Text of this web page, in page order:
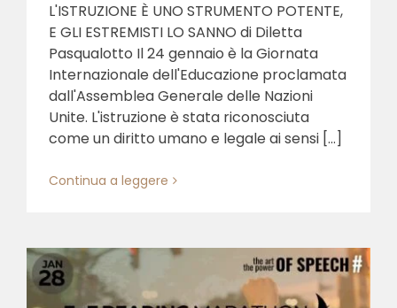
L'ISTRUZIONE È UNO STRUMENTO POTENTE,
E GLI ESTREMISTI LO SANNO di Diletta
Pasqualotto Il 24 gennaio è la Giornata
Internazionale dell'Educazione proclamata
dall'Assemblea Generale delle Nazioni
Unite. L'istruzione è stata riconosciuta
come un diritto umano e legale ai sensi [...]
Continua a leggere